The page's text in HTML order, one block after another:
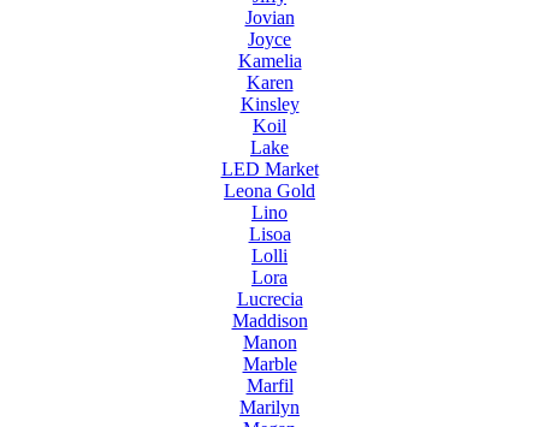
Jovian
Joyce
Kamelia
Karen
Kinsley
Koil
Lake
LED Market
Leona Gold
Lino
Lisoa
Lolli
Lora
Lucrecia
Maddison
Manon
Marble
Marfil
Marilyn